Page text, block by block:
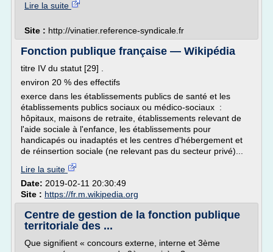
Lire la suite
Site : http://vinatier.reference-syndicale.fr
Fonction publique française — Wikipédia
titre IV du statut [29] .
environ 20 % des effectifs
exerce dans les établissements publics de santé et les
établissements publics sociaux ou médico-sociaux :
hôpitaux, maisons de retraite, établissements relevant de
l'aide sociale à l'enfance, les établissements pour
handicapés ou inadaptés et les centres d'hébergement et
de réinsertion sociale (ne relevant pas du secteur privé)...
Lire la suite
Date: 2019-02-11 20:30:49
Site : https://fr.m.wikipedia.org
Centre de gestion de la fonction publique
territoriale des ...
Que signifient « concours externe, interne et 3ème